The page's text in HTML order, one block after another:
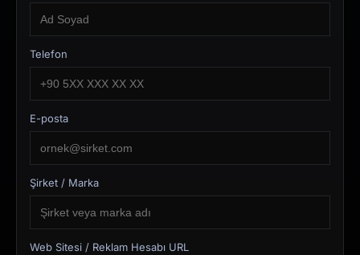
Telefon
E-posta
Şirket / Marka
Web Sitesi / Reklam Hesabı URL